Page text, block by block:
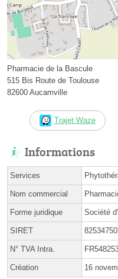
Pharmacie de la Bascule
515 Bis Route de Toulouse
82600 Aucamville
Trajet Waze
Informations
Services
Nom commercial
Forme juridique Société
SIRET
N° TVA Intra.
Création 16